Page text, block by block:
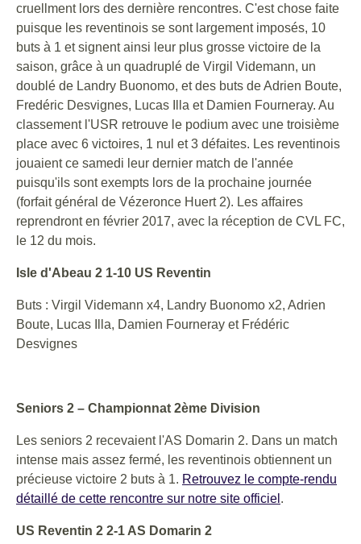
cruellment lors des dernière rencontres. C'est chose faite
puisque les reventinois se sont largement imposés, 10
buts à 1 et signent ainsi leur plus grosse victoire de la
saison, grâce à un quadruplé de Virgil Videmann, un
doublé de Landry Buonomo, et des buts de Adrien Boute,
Fredéric Desvignes, Lucas Illa et Damien Fourneray. Au
classement l'USR retrouve le podium avec une troisième
place avec 6 victoires, 1 nul et 3 défaites. Les reventinois
jouaient ce samedi leur dernier match de l'année
puisqu'ils sont exempts lors de la prochaine journée
(forfait général de Vézeronce Huert 2). Les affaires
reprendront en février 2017, avec la réception de CVL FC,
le 12 du mois.
Isle d'Abeau 2 1-10 US Reventin
Buts : Virgil Videmann x4, Landry Buonomo x2, Adrien
Boute, Lucas Illa, Damien Fourneray et Frédéric
Desvignes
Seniors 2 – Championnat 2ème Division
Les seniors 2 recevaient l'AS Domarin 2. Dans un match
intense mais assez fermé, les reventinois obtiennent un
précieuse victoire 2 buts à 1. Retrouvez le compte-rendu
détaillé de cette rencontre sur notre site officiel .
US Reventin 2 2-1 AS Domarin 2